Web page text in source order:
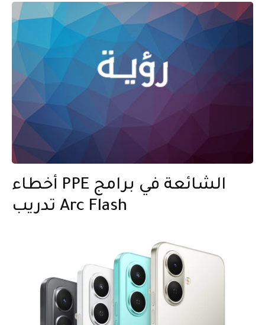
أخطاء PPE الشائعة في برامج
تدريب Arc Flash